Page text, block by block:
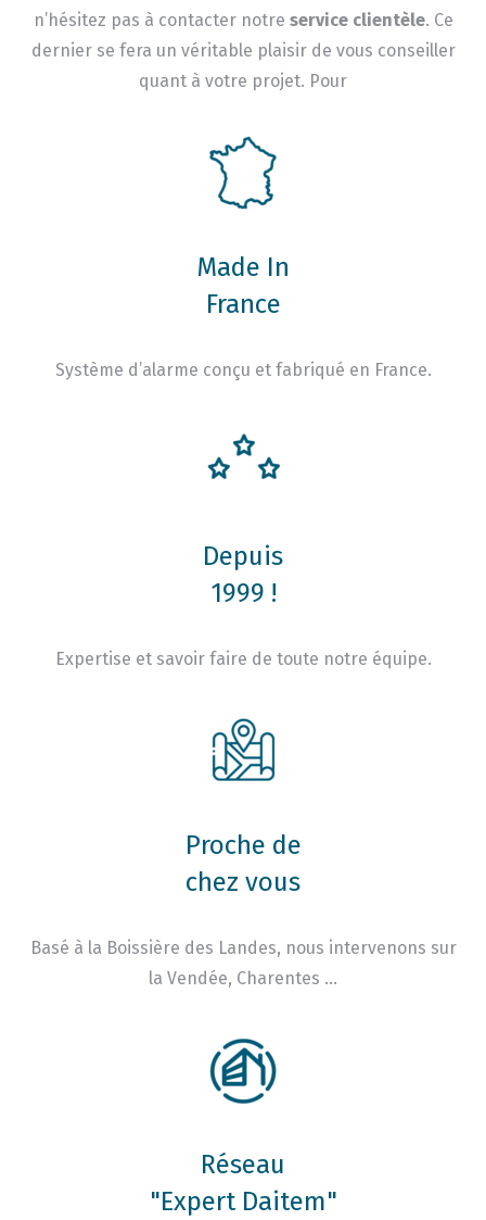
n’hésitez pas à contacter notre service clientèle. Ce
dernier se fera un véritable plaisir de vous conseiller
quant à votre projet. Pour
Made In
France
Système d’alarme conçu et fabriqué en France.
Depuis
1999 !
Expertise et savoir faire de toute notre équipe.
Proche de
chez vous
Basé à la Boissière des Landes, nous intervenons sur
la Vendée, Charentes …
Réseau
"Expert Daitem"